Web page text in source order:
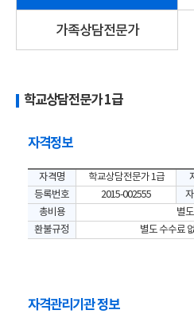
가족상담전문가
학교상담전문가 1급
자격정보
자격명 학교상담전문가 1급
등록번호
2015-002555
총비용
별
환불규정
별도 수수료
자격관리기관 정보